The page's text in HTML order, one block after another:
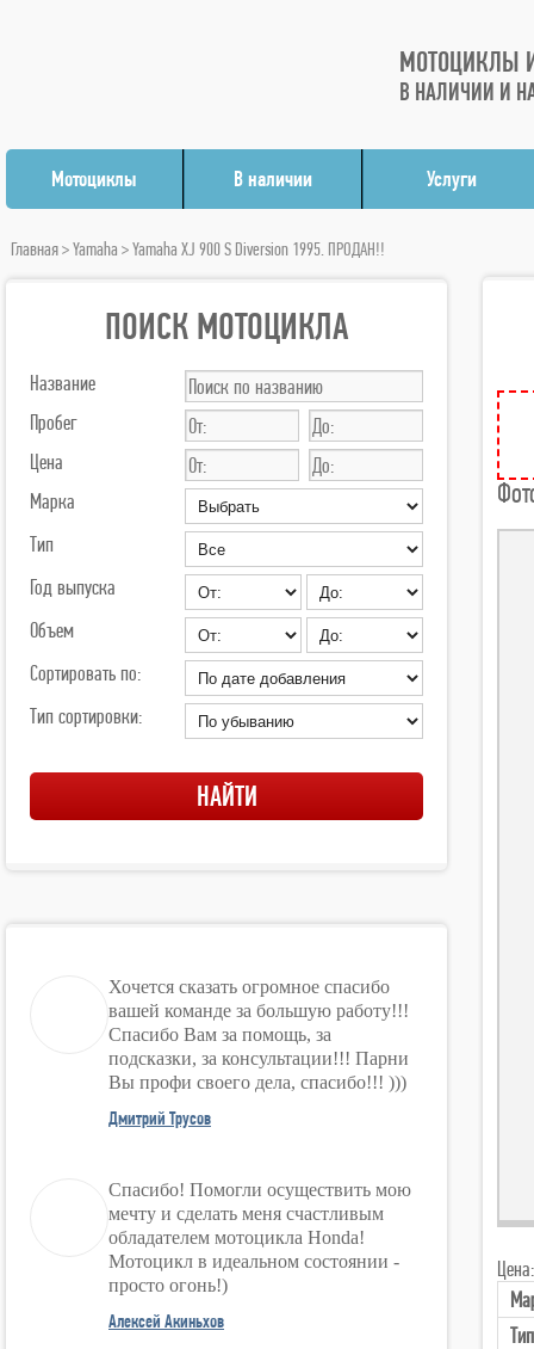
МОТОЦИКЛЫ
В НАЛИЧИИ И
Мотоциклы В наличии Услуги
Главная>Yamaha > Yamaha XJ 900 S Diversion 1995. ПРОДАН!!
ПОИСК МОТОЦИКЛА
Название
Пробег
Цена
Марка
Тип
Год выпуска
Объем
Сортировать по:
Тип сортировки:
Хочется сказать огромное спасибо
вашей команде за большую работу!!!
Спасибо Вам за помощь, за
подсказки, за консультации!!! Парни
Вы профи своего дела, спасибо!!! )))
Дмитрий Трусов
Спасибо! Помогли осуществить мою
мечту и сделать меня счастливым
обладателем мотоцикла Honda!
Мотоцикл в идеальном состоянии -
просто огонь!)
Алексей Акиньхов